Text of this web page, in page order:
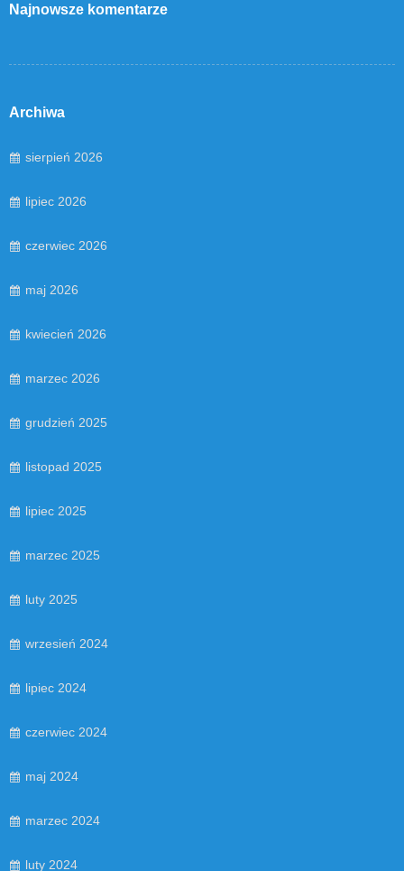
Najnowsze komentarze
Archiwa
sierpień 2026
lipiec 2026
czerwiec 2026
maj 2026
kwiecień 2026
marzec 2026
grudzień 2025
listopad 2025
lipiec 2025
marzec 2025
luty 2025
wrzesień 2024
lipiec 2024
czerwiec 2024
maj 2024
marzec 2024
luty 2024